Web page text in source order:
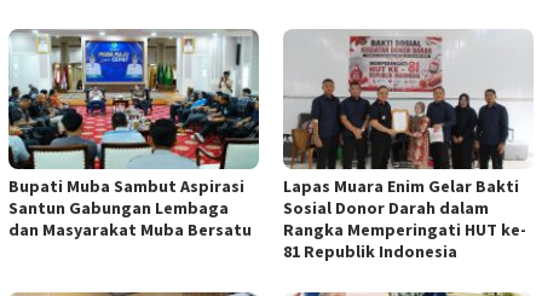
Bupati Muba Sambut Aspirasi
Santun Gabungan Lembaga
dan Masyarakat Muba Bersatu
Lapas Muara Enim Gelar Bakti
Sosial Donor Darah dalam
Rangka Memperingati HUT ke-
81 Republik Indonesia